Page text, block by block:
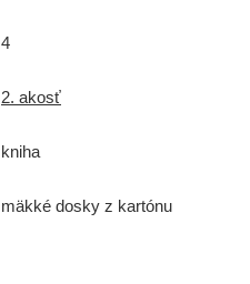
4
2. akosť
kniha
mäkké dosky z kartónu